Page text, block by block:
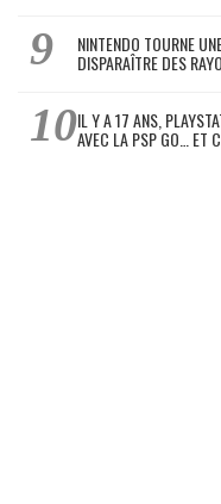
NINTENDO TOURNE
DISPARAÎTRE DES
IL Y A 17 ANS,
AVEC LA PSP GO… ET